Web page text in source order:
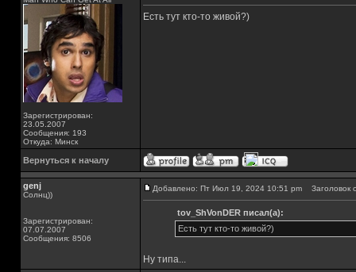
Зарегистрирован:
23.05.2007
Сообщения: 193
Откуда: Минск
Есть тут кто-то живой?)
Вернуться к началу
genj
Солнц))
Зарегистрирован:
07.07.2007
Сообщения: 8506
Добавлено: Пт Июл 19, 2024 10:51 pm Заголовок
tov_ShVonDER писал(а):
Есть тут кто-то живой?)
Ну типа...